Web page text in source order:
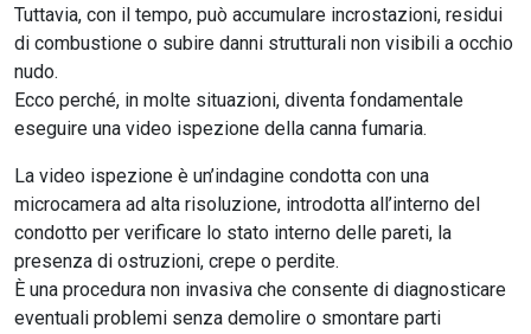
Tuttavia, con il tempo, può accumulare incrostazioni, residui
di combustione o subire danni strutturali non visibili a occhio
nudo.
Ecco perché, in molte situazioni, diventa fondamentale
eseguire una video ispezione della canna fumaria.
La video ispezione è un’indagine condotta con una
microcamera ad alta risoluzione, introdotta all’interno del
condotto per verificare lo stato interno delle pareti, la
presenza di ostruzioni, crepe o perdite.
È una procedura non invasiva che consente di diagnosticare
eventuali problemi senza demolire o smontare parti